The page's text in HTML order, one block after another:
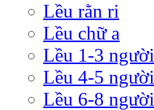
Lều rằn ri
Lều chữ a
Lều 1-3 người
Lều 4-5 người
Lều 6-8 người